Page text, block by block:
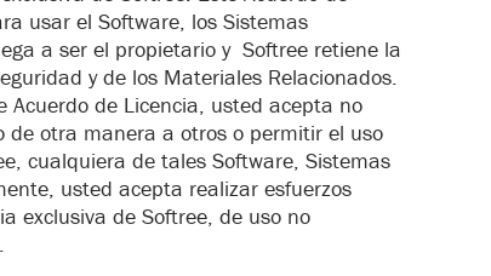
usar el Software, los Sistemas
a ser el propietario y Softree retiene la
y de los Materiales Relacionados.
Acuerdo de Licencia, usted acepta no
de otra manera a otros o permitir el uso
cualquiera de tales Software, Sistemas
usted acepta realizar esfuerzos
exclusiva de Softree, de uso no